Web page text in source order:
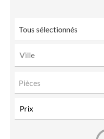
Tous sélectionnés
Pièces